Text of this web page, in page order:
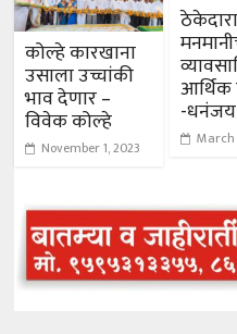
कोल्हे कारखाना
उसाला उच्चांकी
भाव देणार –
विवेक कोल्हे
November 1, 2023
-
March